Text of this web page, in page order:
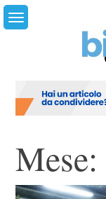
Skip
to
Mese: